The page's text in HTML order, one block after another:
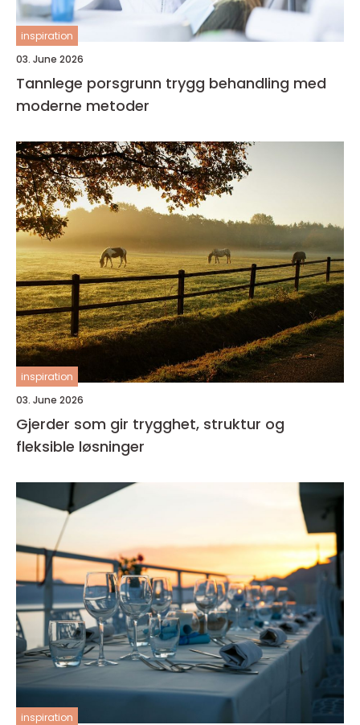
inspiration
03. June 2026
Tannlege porsgrunn trygg behandling med
moderne metoder
inspiration
03. June 2026
Gjerder som gir trygghet, struktur og
fleksible løsninger
inspiration